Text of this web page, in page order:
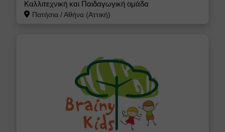
Καλλιτεχνική και Παιδαγωγική ομάδα
Πατήσια/Αθήνα (Αττική)